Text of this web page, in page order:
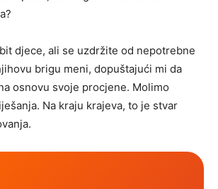
djece, ali se uzdržite od nepotrebne
brigu meni, dopuštajući mi da
osnovu svoje procjene. Molimo
Na kraju krajeva, to je stvar